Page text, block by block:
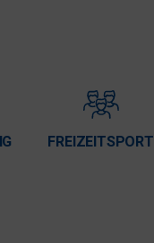
FREIZEITSPORT